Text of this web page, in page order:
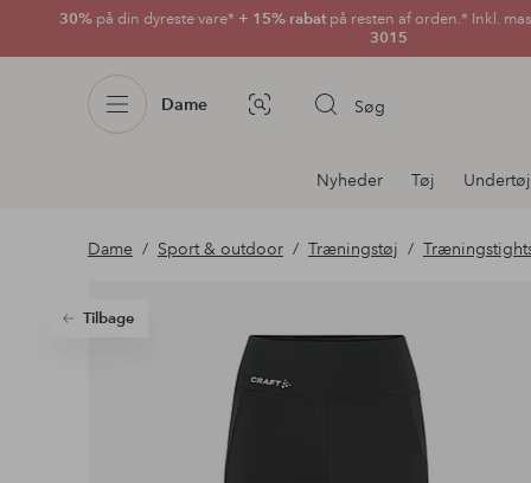
30% på din dyreste vare* + 15% rabatpå resten af orden.* Inkl.
3015
Dame Billedsøgning Søg
Afdelningsnavigation
Nyheder Tøj Undertøj
Dame Sport & outdoor Træningstøj
Tilbage